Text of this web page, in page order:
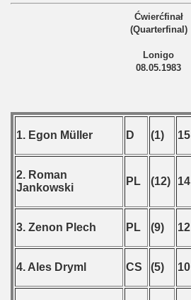
Ćwierćfinał
(Quarterfinal)
Lonigo
08.05.1983
1. Egon Müller D (1) 15
2. Roman
Jankowski
PL (12) 14
3. Zenon Plech PL (9) 12
4. Ales Dryml CS (5) 10